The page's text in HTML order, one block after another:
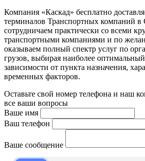
Компания «Каскад» бесплатно
терминалов Транспортных компаний
сотрудничаем практически со всеми
транспортными компаниями и по
оказываем полный спектр услуг по
грузов, выбирая наиболее
зависимости от пункта назначения,
временных факторов.
Оставьте свой номер телефона и наш
все ваши вопросы
Ваше имя
Ваш телефон
Ваше сообщение